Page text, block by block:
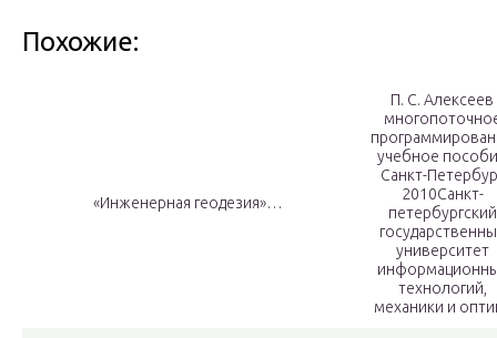
Похожие:
«Инженерная геодезия»…
П. С. Алексеев
учебное
Санкт-
2010Санкт-
петербургский
университет
технологий,
механики и